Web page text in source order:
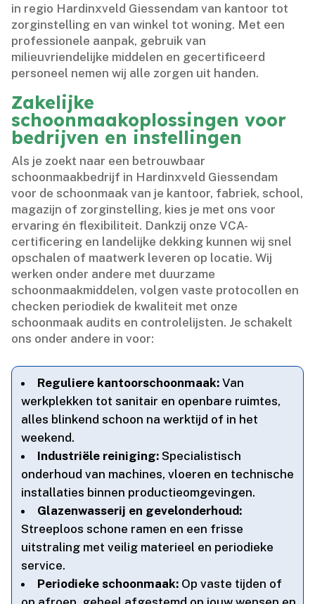
in regio Hardinxveld Giessendam van kantoor tot
zorginstelling en van winkel tot woning.​ Met een
professionele aanpak, gebruik van
milieuvriendelijke middelen en gecertificeerd
personeel nemen wij alle zorgen uit handen.​
Zakelijke
schoonmaakoplossingen voor
bedrijven en instellingen
Als je zoekt naar een betrouwbaar
schoonmaakbedrijf in Hardinxveld Giessendam
voor de schoonmaak van je kantoor, fabriek, school,
magazijn of zorginstelling, kies je met ons voor
ervaring én flexibiliteit.​ Dankzij onze VCA-
certificering en landelijke dekking kunnen wij snel
opschalen of maatwerk leveren op locatie.​ Wij
werken onder andere met duurzame
schoonmaakmiddelen, volgen vaste protocollen en
checken periodiek de kwaliteit met onze
schoonmaak audits en controlelijsten.​ Je schakelt
ons onder andere in voor:
Reguliere kantoorschoonmaak: Van
werkplekken tot sanitair en openbare ruimtes,
alles blinkend schoon na werktijd of in het
weekend.​
Industriële reiniging: Specialistisch
onderhoud van machines, vloeren en technische
installaties binnen productieomgevingen.​
Glazenwasserij en gevelonderhoud:
Streeploos schone ramen en een frisse
uitstraling met veilig materieel en periodieke
service.​
Periodieke schoonmaak: Op vaste tijden of